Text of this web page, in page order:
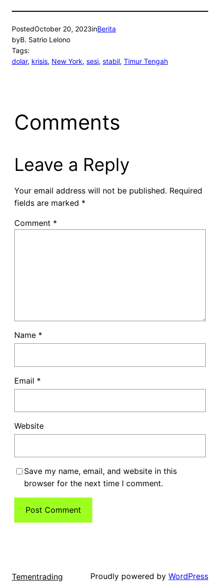
PostedOctober 20, 2023inBerita
byB. Satrio Lelono
Tags:
dolar, krisis, New York, sesi, stabil, Timur Tengah
Comments
Leave a Reply
Your email address will not be published. Required
fields are marked *
Comment *
Name *
Email *
Website
Save my name, email, and website in this
browser for the next time I comment.
Tementrading Proudly powered by WordPress